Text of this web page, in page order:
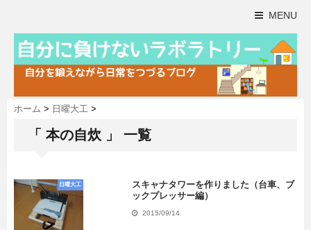
MENU
ホーム > 日曜大工 >
「 本の自炊 」 一覧
日曜大工
スキャナタワーを作りました（台車、ブ
ックプレッサー編）
2015/09/14